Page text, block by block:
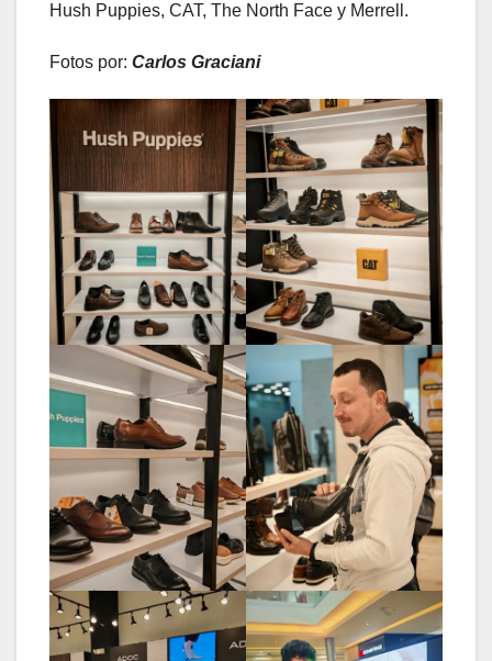
Hush Puppies, CAT, The North Face y Merrell.
Fotos por: Carlos Graciani